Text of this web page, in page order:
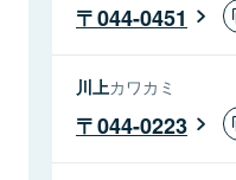
044-0451
川上カワカミ
044-0223